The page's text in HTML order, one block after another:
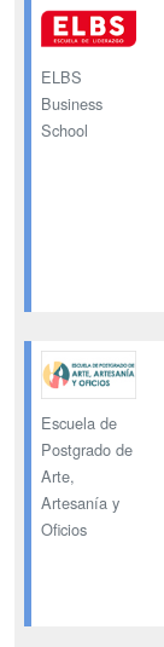
ELBS
Business
School
Escuela de
Postgrado de
Arte,
Artesanía y
Oficios